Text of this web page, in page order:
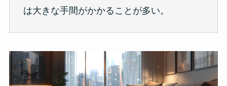
は大きな手間がかかることが多い。